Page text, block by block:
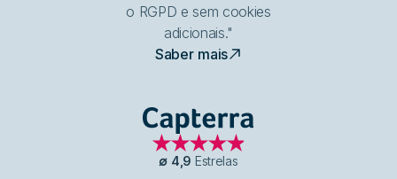
o RGPD e sem cookies
adicionais."
Saber mais
Capterra
∅ 4,9 Estrelas